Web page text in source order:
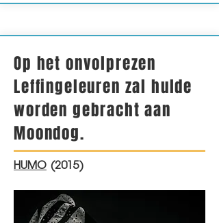
Op het onvolprezen
Leffingeleuren zal hulde
worden gebracht aan
Moondog.
HUMO (2015)